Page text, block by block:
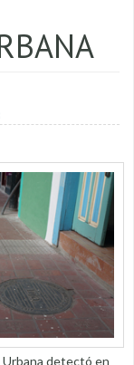
Urbana detectó en